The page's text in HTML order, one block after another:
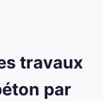
travaux
par